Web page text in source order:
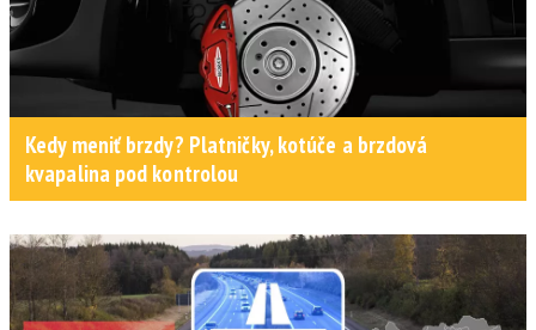
Kedy meniť brzdy? Platničky, kotúče a brzdová
kvapalina pod kontrolou